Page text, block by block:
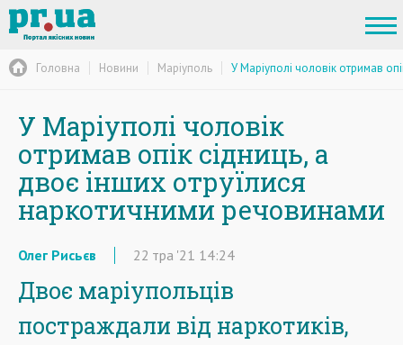
Головна Новини Маріуполь У Маріуполі чоловік отримав
У Маріуполі чоловік
отримав опік сідниць, а
двоє інших отруїлися
наркотичними речовинами
Олег Рисьєв 22 тра '21 14:24
Двоє маріупольців
постраждали від наркотиків,